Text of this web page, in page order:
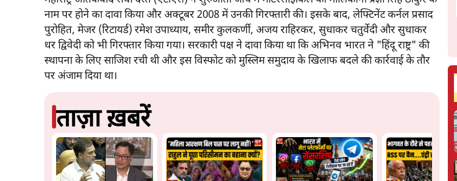
नाम पर होने का दावा किया और अक्टूबर 2008 में उनकी गिरफ्तारी की। इसके बाद, लेफ्टिनेंट कर्नल प्रसाद
पुरोहित, मेजर (रिटायर्ड) रमेश उपाध्याय, समीर कुलकर्णी, अजय राहिरकर, सुधाकर चतुर्वेदी और सुधाकर
धर द्विवेदी को भी गिरफ्तार किया गया। सरकारी पक्ष ने दावा किया था कि अभिनव भारत ने "हिंदू राष्ट्र" की
स्थापना के लिए साजिश रची थी और इस विस्फोट को मुस्लिम समुदाय के खिलाफ बदले की कार्रवाई के तौर
पर अंजाम दिया था।
ताज़ा ख़बरें